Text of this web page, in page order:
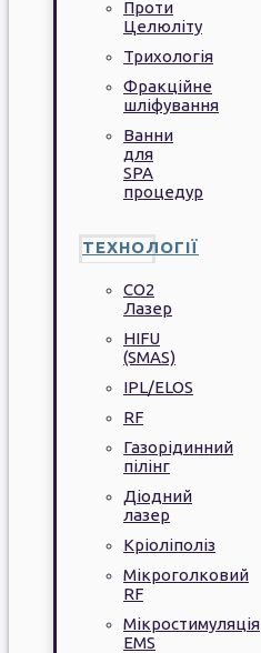
Проти
Целюліту
Трихологія
Фракційне
шліфування
Ванни
для
SPA
процедур
ТЕХНОЛОГІЇ
CO2
Лазер
HIFU
(SMAS)
IPL/ELOS
RF
Газорідинний
пілінг
Діодний
лазер
Кріоліполіз
Мікроголковий
RF
Мікростимуляція
EMS